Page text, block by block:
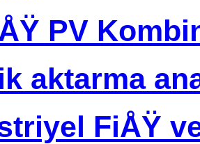
PV
aktarma
FiÅŸ